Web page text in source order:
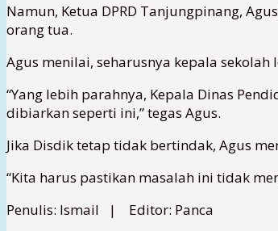
Namun, Ketua DPRD Tanjungpinang,
orang tua.
Agus menilai, seharusnya kepala
“Yang lebih parahnya, Kepala Dinas
dibiarkan seperti ini,” tegas Agus.
Jika Disdik tetap tidak bertindak, Agus
“Kita harus pastikan masalah ini tidak
Penulis: Ismail | Editor: Panca